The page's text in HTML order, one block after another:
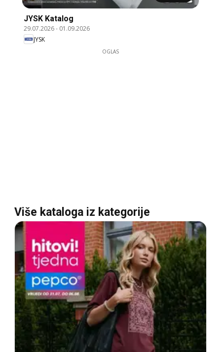
JYSK Katalog
29.07.2026- 01.09.2026
JYSK
OGLAS
Više kataloga iz kategorije